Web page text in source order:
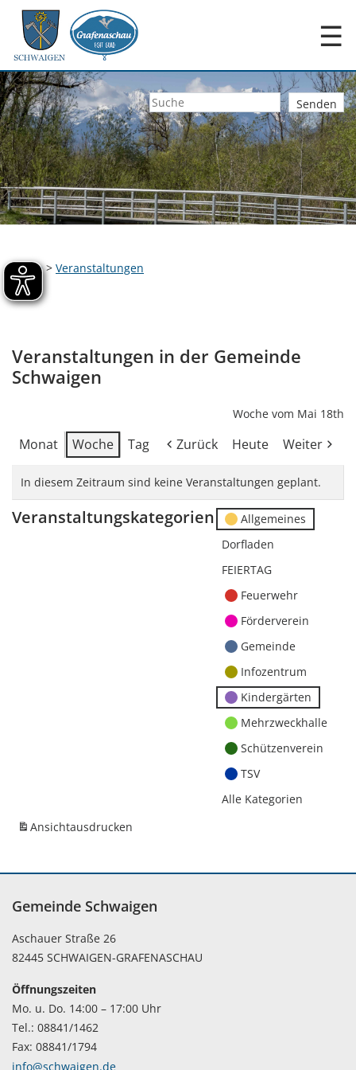
☰
Home> Veranstaltungen
Veranstaltungen in der Gemeinde
Schwaigen
Woche vom Mai 18th
Monat Woche Tag Zurück Heute Weiter
In diesem Zeitraum sind keine Veranstaltungen geplant.
Veranstaltungskategorien
Allgemeines
Dorfladen
FEIERTAG
Feuerwehr
Förderverein
Gemeinde
Infozentrum
Kindergärten
Mehrzweckhalle
Schützenverein
TSV
Alle Kategorien
Ansichtausdrucken
Gemeinde Schwaigen
Aschauer Straße 26
82445 SCHWAIGEN-GRAFENASCHAU
Öffnungszeiten
Mo. u. Do. 14:00 – 17:00 Uhr
Tel.: 08841/1462
Fax: 08841/1794
info@schwaigen.de